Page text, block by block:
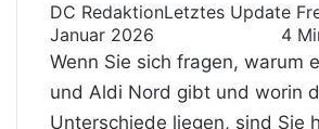
DC RedaktionLetztes Update
Januar 2026
4
Wenn Sie sich fragen, warum
und Aldi Nord gibt und worin
Unterschiede liegen, sind Sie